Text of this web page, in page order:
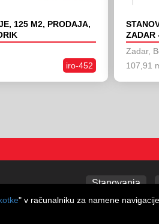
125 M2, PRODAJA,
iro-452
ZADAR
Zadar,
107,91
Stanovanja
" v računalniku za namene